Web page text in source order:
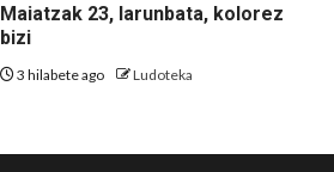
Maiatzak 23, larunbata, kolorez
bizi
3 hilabete ago Ludoteka